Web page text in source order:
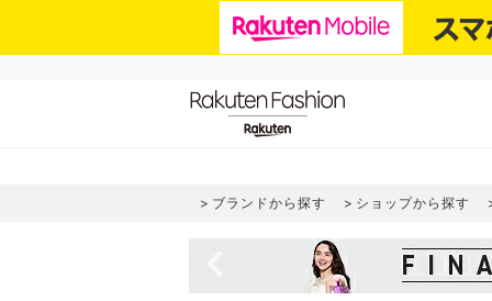
ブランドから探す ショップから探す